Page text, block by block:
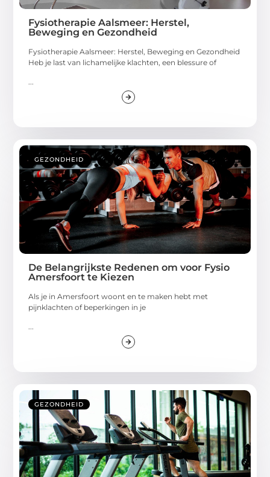
Fysiotherapie Aalsmeer: Herstel,
Beweging en Gezondheid
Fysiotherapie Aalsmeer: Herstel, Beweging en Gezondheid
Heb je last van lichamelijke klachten, een blessure of
...
GEZONDHEID
De Belangrijkste Redenen om voor Fysio
Amersfoort te Kiezen
Als je in Amersfoort woont en te maken hebt met
pijnklachten of beperkingen in je
...
GEZONDHEID